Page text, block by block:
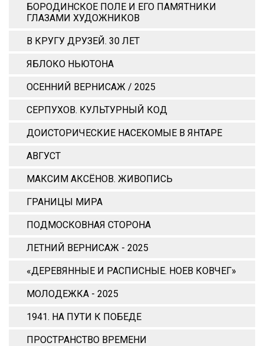
БОРОДИНСКОЕ ПОЛЕ И ЕГО ПАМЯТНИКИ
ГЛАЗАМИ ХУДОЖНИКОВ
В КРУГУ ДРУЗЕЙ. 30 ЛЕТ
ЯБЛОКО НЬЮТОНА
ОСЕННИЙ ВЕРНИСАЖ / 2025
СЕРПУХОВ. КУЛЬТУРНЫЙ КОД
ДОИСТОРИЧЕСКИЕ НАСЕКОМЫЕ В ЯНТАРЕ
АВГУСТ
МАКСИМ АКСЁНОВ. ЖИВОПИСЬ
ГРАНИЦЫ МИРА
ПОДМОСКОВНАЯ СТОРОНА
ЛЕТНИЙ ВЕРНИСАЖ - 2025
«ДЕРЕВЯННЫЕ И РАСПИСНЫЕ. НОЕВ КОВЧЕГ»
МОЛОДЕЖКА - 2025
1941. НА ПУТИ К ПОБЕДЕ
ПРОСТРАНСТВО ВРЕМЕНИ